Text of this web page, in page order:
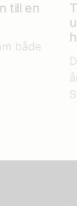
till en
både